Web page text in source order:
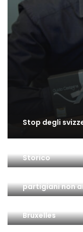
Stop degli
Storico
partigiani non
Bruxelles